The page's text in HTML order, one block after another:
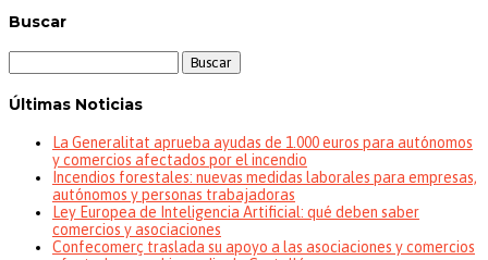
Buscar
Últimas Noticias
La Generalitat aprueba ayudas de 1.000 euros para autónomos
y comercios afectados por el incendio
Incendios forestales: nuevas medidas laborales para empresas,
autónomos y personas trabajadoras
Ley Europea de Inteligencia Artificial: qué deben saber
comercios y asociaciones
Confecomerç traslada su apoyo a las asociaciones y comercios